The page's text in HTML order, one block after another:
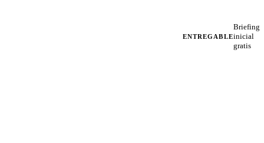
ENTREGABLE
Briefing
inicial
gratis